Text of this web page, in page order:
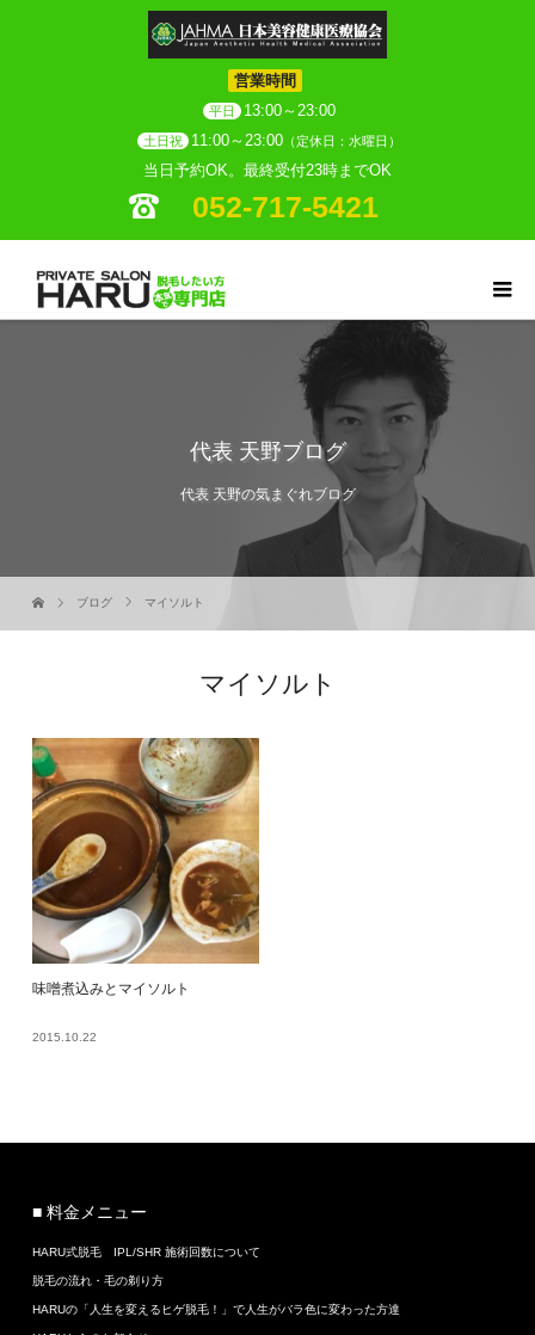
営業時間
平日 13:00～23:00
土日祝 11:00～23:00 （定休日：水曜日）
当日予約OK。最終受付23時までOK
052-717-5421
代表 天野ブログ
代表 天野の気まぐれブログ
ブログ マイソルト
マイソルト
味噌煮込みとマイソルト
2015.10.22
■ 料金メニュー
HARU式脱毛 IPL/SHR 施術回数について
脱毛の流れ・毛の剃り方
HARUの「人生を変えるヒゲ脱毛！」で人生がバラ色に変わった方達